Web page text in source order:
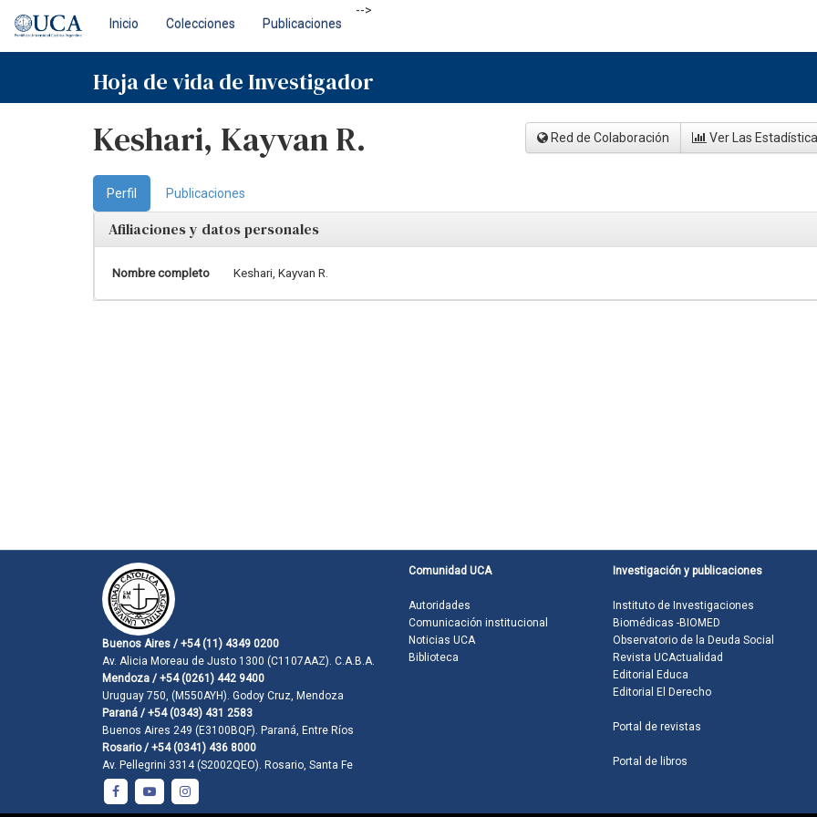
navigation
Inicio Colecciones Publicaciones
-->
Hoja de vida de Investigador
Keshari, Kayvan R. Red de Colaboración Ver Las
Perfil Publicaciones
Afiliaciones y datos personales
Nombre completo Keshari, Kayvan R.
Buenos Aires / +54 (11) 4349 0200
Av. Alicia Moreau de Justo 1300 (C1107AAZ). C.A.B.A.
Mendoza / +54 (0261) 442 9400
Uruguay 750, (M550AYH). Godoy Cruz, Mendoza
Paraná / +54 (0343) 431 2583
Buenos Aires 249 (E3100BQF). Paraná, Entre Ríos
Rosario / +54 (0341) 436 8000
Av. Pellegrini 3314 (S2002QEO). Rosario, Santa Fe
Comunidad UCA
Autoridades
Comunicación institucional
Noticias UCA
Biblioteca
Investigación y publicaciones
Instituto de Investigaciones
Biomédicas -BIOMED
Observatorio de la Deuda Social
Revista UCActualidad
Editorial Educa
Editorial El Derecho
Portal de revistas
Portal de libros